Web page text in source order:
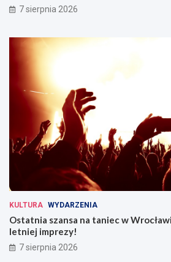
7 sierpnia 2026
KULTURA WYDARZENIA
Ostatnia szansa na taniec w
letniej imprezy!
7 sierpnia 2026